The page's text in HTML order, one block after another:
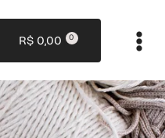
R$0,00 0